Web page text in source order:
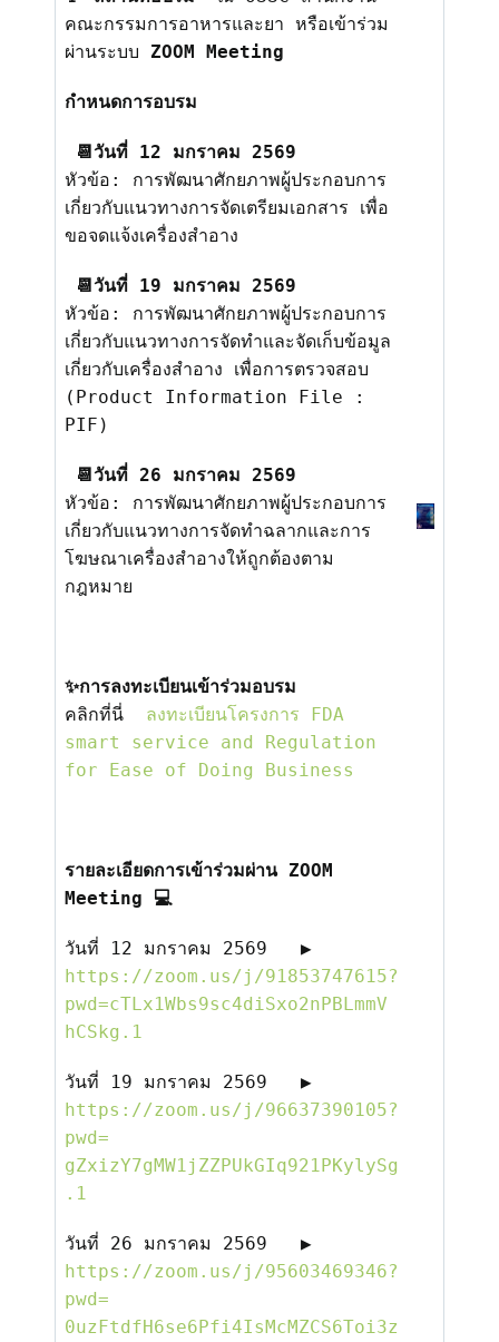
คณะกรรมการอาหารและยา หรือเข้าร่วม
ผ่านระบบ
ZOOM Meeting
กำหนดการอบรม
📆วันที่ 12 มกราคม 2569
หัวข้อ: การพัฒนาศักยภาพผู้ประกอบการ
เกี่ยวกับแนวทางการจัดเตรียมเอกสาร เพื่อ
ขอจดแจ้งเครื่องสำอาง
📆วันที่ 19 มกราคม 2569
หัวข้อ: การพัฒนาศักยภาพผู้ประกอบการ
เกี่ยวกับแนวทางการจัดทำและจัดเก็บข้อมูล
เกี่ยวกับเครื่องสำอาง เพื่อการตรวจสอบ
( Product Information File :
PIF)
📆วันที่ 26 มกราคม 2569
หัวข้อ: การพัฒนาศักยภาพผู้ประกอบการ
เกี่ยวกับแนวทางการจัดทำฉลากและการ
โฆษณาเครื่องสำอางให้ถูกต้องตาม
กฎหมาย
✨การลงทะเบียนเข้าร่วมอบรม
คลิกที่นี่
ลงทะเบียนโครงการ FDA
smart service and Regulation
for Ease of Doing Business
รายละเอียดการเข้าร่วมผ่าน ZOOM
Meeting 💻
วันที่ 12 มกราคม 2569 ▶️
https://zoom.us/j/91853747615?
pwd=cTLx1Wbs9sc4diSxo2nPBLmmV
hCSkg. 1
วันที่ 19 มกราคม 2569 ▶️
https://zoom.us/j/96637390105?
pwd=
gZxizY7gMW1jZZPUkGIq921PKylySg
.1
วันที่ 26 มกราคม 2569 ▶️
https://zoom.us/j/95603469346?
pwd=
0uzFtdfH6se6Pfi4IsMcMZCS6Toi3z